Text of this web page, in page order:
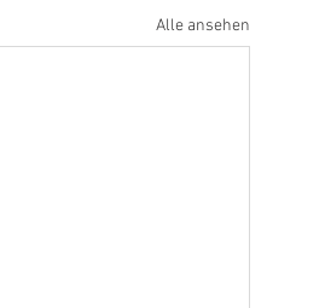
Alle ansehen